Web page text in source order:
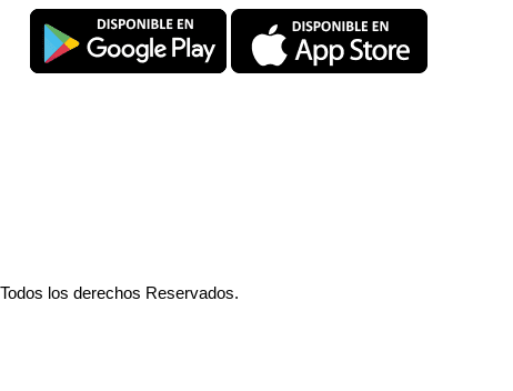
los derechos Reservados.